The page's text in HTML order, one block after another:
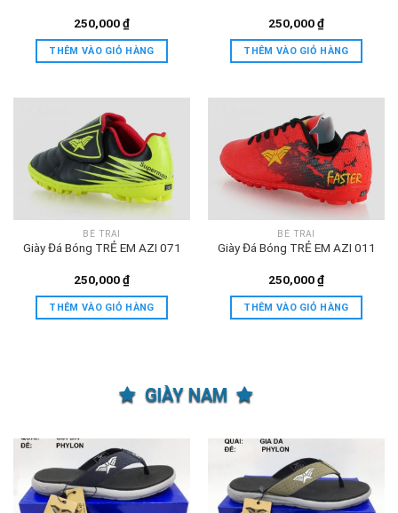
250,000₫
THÊM VÀO GIỎ HÀNG
250,000₫
THÊM VÀO GIỎ HÀNG
BÉ TRAI
Giày Đá Bóng TRẺ EM AZI 071
250,000₫
THÊM VÀO GIỎ HÀNG
BÉ TRAI
Giày Đá Bóng TRẺ EM AZI 011
250,000₫
THÊM VÀO GIỎ HÀNG
GIÀY NAM